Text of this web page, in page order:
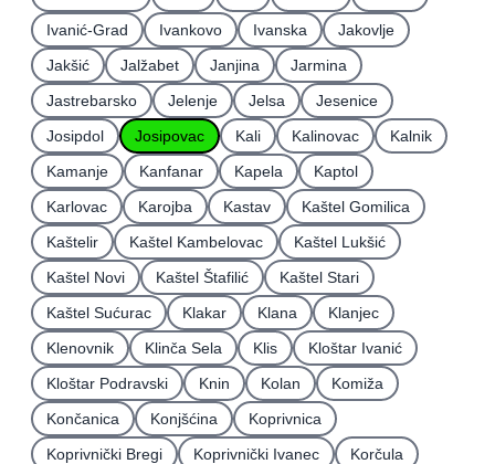
Ivanić-Grad
Ivankovo Ivanska
Jakovlje
Jakšić
Jalžabet Janjina
Jarmina
Jastrebarsko
Jelenje Jelsa
Jesenice
Josipdol
Josipovac Kali Kalinovac
Kalnik
Kamanje
Kanfanar Kapela
Kaptol
Karlovac
Karojba Kastav
Kaštel Gomilica
Kaštelir
Kaštel Kambelovac
Kaštel Lukšić
Kaštel Novi
Kaštel Štafilić
Kaštel Stari
Kaštel Sućurac
Klakar Klana
Klanjec
Klenovnik
Klinča Sela Klis
Kloštar Ivanić
Kloštar Podravski
Knin Kolan
Komiža
Končanica
Konjšćina
Koprivnica
Koprivnički Bregi
Koprivnički Ivanec
Korčula